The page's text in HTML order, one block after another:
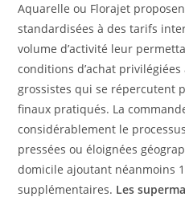
Aquarelle ou Florajet
standardisées à des tarifs
volume d’activité leur
conditions d’achat
grossistes qui se répercutent
finaux pratiqués. La
considérablement le
pressées ou éloignées
domicile ajoutant néanmoins
supplémentaires. Les